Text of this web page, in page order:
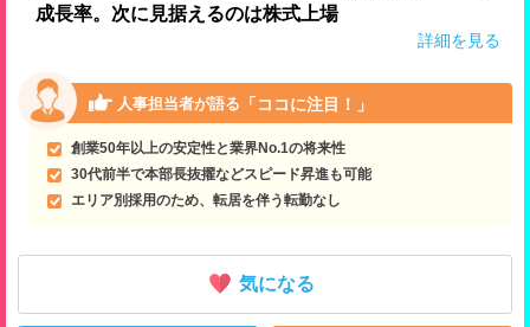
成長率。次に見据えるのは株式上場
詳細を見る
人事担当者が語る 「ココに注目！」
創業50年以上の安定性と業界No.1の将来性
30代前半で本部長抜擢などスピード昇進も可能
エリア別採用のため、転居を伴う転勤なし
気になる